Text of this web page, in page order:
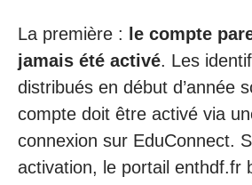
La première : le compte
jamais été activé. Les
distribués en début d’année
compte doit être activé via
connexion sur EduConnect.
activation, le portail enthdf.fr